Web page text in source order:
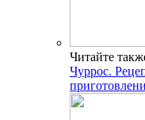
Читайте
Чуррос.